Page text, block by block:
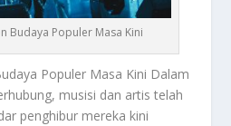
Budaya Populer Masa Kini
Populer Masa Kini Dalam
musisi dan artis telah
penghibur mereka kini